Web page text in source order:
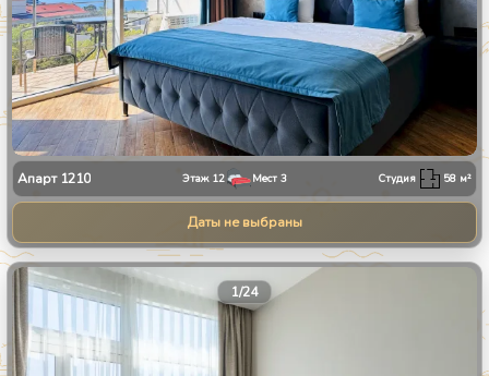
Апарт 1210 Этаж 12 Мест 3 Студия 58 м²
Даты не выбраны
1/24